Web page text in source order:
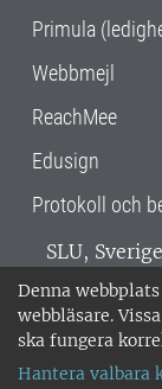
Denna
webbläsare.
ska fungera
Hantera valbara
Primula
Webbmejl
ReachMee
Edusign
Protokoll och
SLU,
Alnarp,
018-67 10